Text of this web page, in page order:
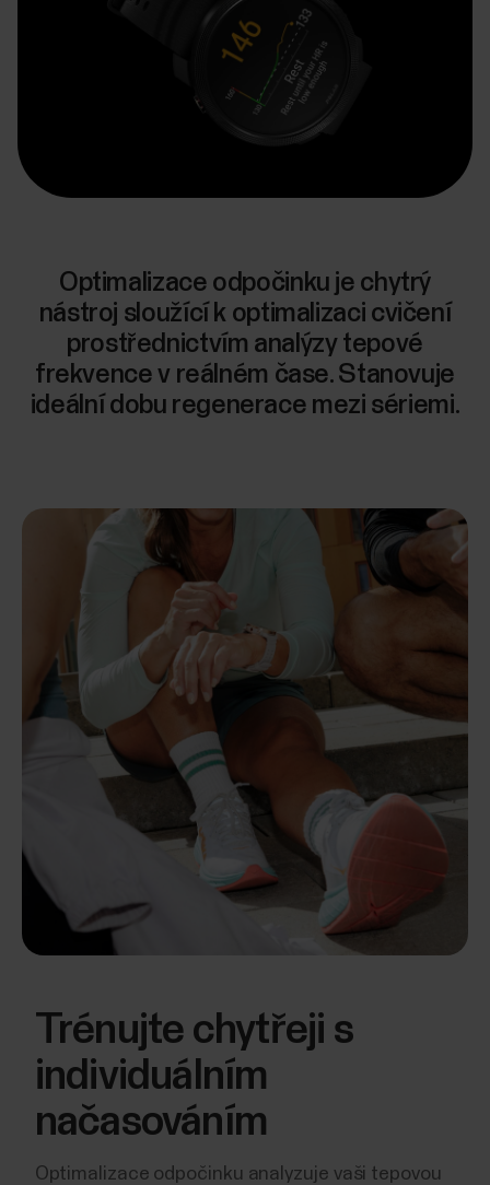
Optimalizace odpočinku je chytrý
nástroj sloužící k optimalizaci cvičení
prostřednictvím analýzy tepové
frekvence v reálném čase. Stanovuje
ideální dobu regenerace mezi sériemi.
Trénujte chytřeji s
individuálním
načasováním
Optimalizace odpočinku analyzuje vaši tepovou